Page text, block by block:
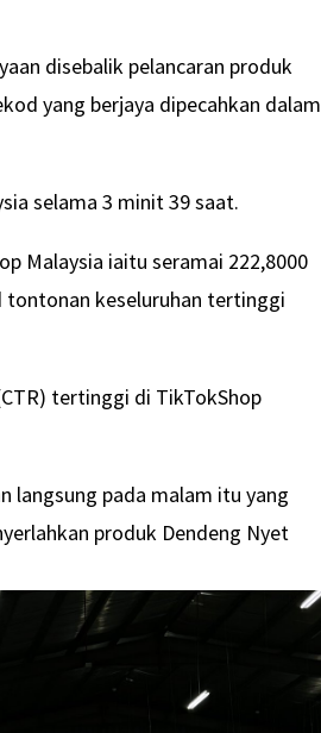
disebalik pelancaran produk
yang berjaya dipecahkan dalam
selama 3 minit 39 saat.
Malaysia iaitu seramai 222,8000
tontonan keseluruhan tertinggi
tertinggi di TikTokShop
langsung pada malam itu yang
produk Dendeng Nyet